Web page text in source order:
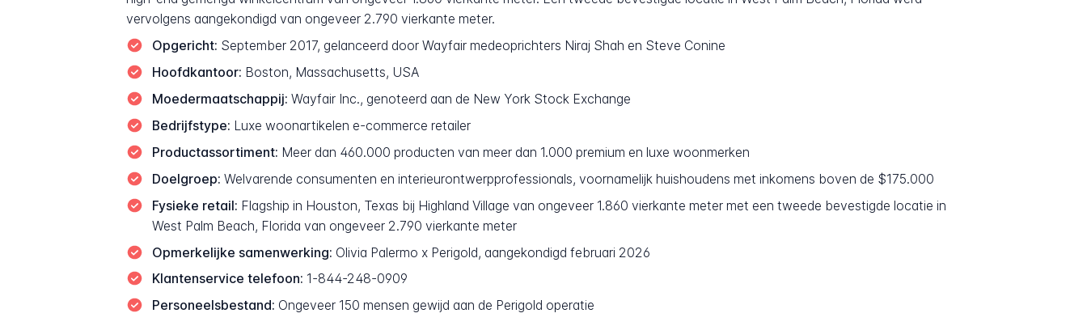
vervolgens aangekondigd van ongeveer 2.790 vierkante meter.
Opgericht: September 2017, gelanceerd door Wayfair medeoprichters Niraj Shah en Steve Conine
Hoofdkantoor: Boston, Massachusetts, USA
Moedermaatschappij: Wayfair Inc., genoteerd aan de New York Stock Exchange
Bedrijfstype: Luxe woonartikelen e-commerce retailer
Productassortiment: Meer dan 460.000 producten van meer dan 1.000 premium en luxe woonmerken
Doelgroep: Welvarende consumenten en interieurontwerpprofessionals, voornamelijk huishoudens met inkomens boven de $175.000
Fysieke retail: Flagship in Houston, Texas bij Highland Village van ongeveer 1.860 vierkante meter met een tweede bevestigde locatie in
West Palm Beach, Florida van ongeveer 2.790 vierkante meter
Opmerkelijke samenwerking: Olivia Palermo x Perigold, aangekondigd februari 2026
Klantenservice telefoon: 1-844-248-0909
Personeelsbestand: Ongeveer 150 mensen gewijd aan de Perigold operatie